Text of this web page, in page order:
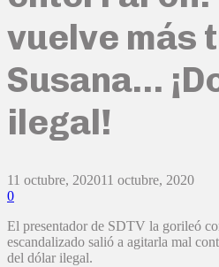
vuelve más
Susana…
ilegal!
11 octubre, 202011 octubre, 2020
0
El presentador de SDTV la gorileó
escandalizado salió a agitarla mal
del dólar ilegal.